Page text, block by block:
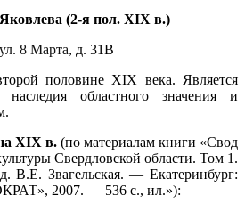
(2-я пол. XIX в.)
ул. 8 Марта, д. 31В
половине XIX века. Является
наследия областного значения и
XIX в. (по материалам книги «Свод
Свердловской области. Том 1.
В.Е. Звагельская. — Екатеринбург:
2007. — 536 с., ил.»):